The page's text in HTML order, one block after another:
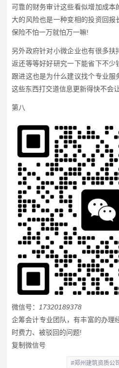
可靠的财务审计这些看似增加成本
大的风险也是一种变相的投资回报
保险不怕一万就怕万一嘛!
另外政府针对小微企业也有很多
返还等等好好研究一下能省下不
跟进这也是为什么建议找个专业
这些东西打交道信息更新得快不会
第八
微信号：
17320189378
企筹会计专业团队，有丰富的办理
时费力、被驳回的问题!
复制微信号
#郑州建筑资质公